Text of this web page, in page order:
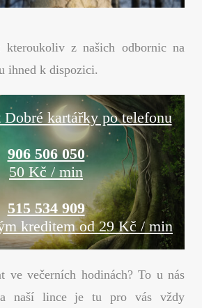
z našich odbornic na
ihned k dispozici.
kartářky po telefonu
906 506 050
50 Kč / min
515 534 909
kreditem od 29 Kč / min
ve večerních hodinách? To u nás
naší lince je tu pro vás vždy